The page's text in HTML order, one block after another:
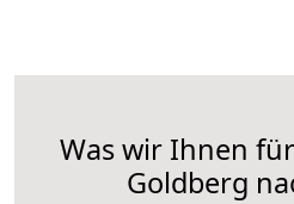
Was wir Ihnen
Goldberg